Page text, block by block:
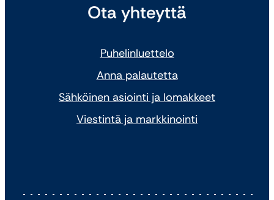
Ota yhteyttä
Puhelinluettelo
Anna palautetta
Sähköinen asiointi ja lomakkeet
Viestintä ja markkinointi